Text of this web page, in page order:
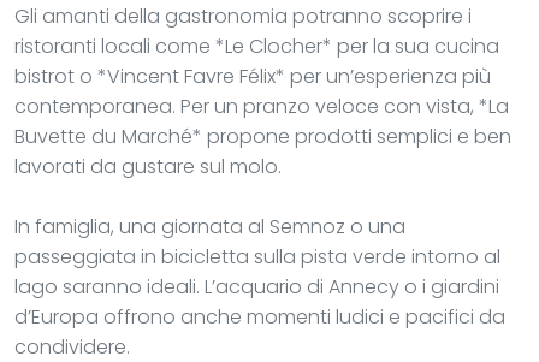
Gli amanti della gastronomia potranno scoprire i
ristoranti locali come *Le Clocher* per la sua cucina
bistrot o *Vincent Favre Félix* per un’esperienza più
contemporanea. Per un pranzo veloce con vista, *La
Buvette du Marché* propone prodotti semplici e ben
lavorati da gustare sul molo.
In famiglia, una giornata al Semnoz o una
passeggiata in bicicletta sulla pista verde intorno al
lago saranno ideali. L’acquario di Annecy o i giardini
d’Europa offrono anche momenti ludici e pacifici da
condividere.